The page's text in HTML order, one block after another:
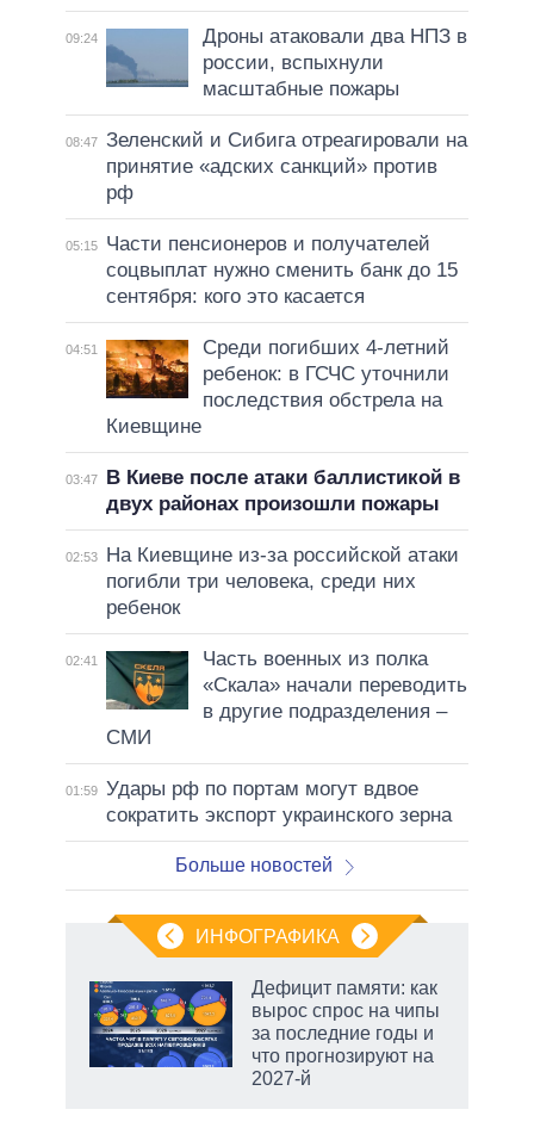
09:24
Дроны атаковали два НПЗ в
россии, вспыхнули
масштабные пожары
08:47 Зеленский и Сибига отреагировали на
принятие «адских санкций» против
рф
05:15
Части пенсионеров и получателей
соцвыплат нужно сменить банк до 15
сентября: кого это касается
04:51
Среди погибших 4-летний
ребенок: в ГСЧС уточнили
последствия обстрела на
Киевщине
03:47
В Киеве после атаки баллистикой в
двух районах произошли пожары
02:53
На Киевщине из-за российской атаки
погибли три человека, среди них
ребенок
02:41
Часть военных из полка
«Скала» начали переводить
в другие подразделения –
СМИ
01:59 Удары рф по портам могут вдвое
сократить экспорт украинского зерна
Больше новостей
ИНФОГРАФИКА
Дефицит памяти: как
вырос спрос на чипы
за последние годы и
что прогнозируют на
2027-й